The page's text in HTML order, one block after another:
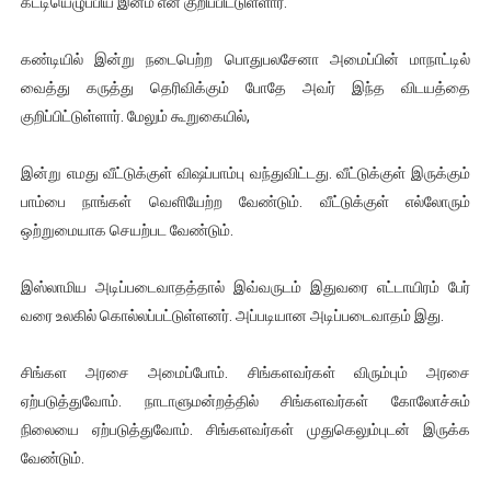
ஜனாதிபதி ஐக்கிய நாடுகளின் பொதுச் சபை கூட்டத்தில் இன்று
32 CM விநோத கன்றுக்குட்டி! (வீடியோ)
வலிமை தான் அஜித் திரைப்பயணத்திலே அதிக காலெக்ஷன் செய்த
அல்வா கொடுக்கின்றது இலங்கை!
கண்டியில் இன்று நடைபெற்ற பொதுபலசேனா அமைப்பின் மாநாட்டில்
வைத்து கருத்து தெரிவிக்கும் போதே அவர் இந்த விடயத்தை
குறிப்பிட்டுள்ளார். மேலும் கூறுகையில்,
இன்று எமது வீட்டுக்குள் விஷப்பாம்பு வந்துவிட்டது. வீட்டுக்குள் இருக்கும்
பாம்பை நாங்கள் வெளியேற்ற வேண்டும். வீட்டுக்குள் எல்லோரும்
ஒற்றுமையாக செயற்பட வேண்டும்.
இஸ்லாமிய அடிப்படைவாதத்தால் இவ்வருடம் இதுவரை எட்டாயிரம் பேர்
வரை உலகில் கொல்லப்பட்டுள்ளனர். அப்படியான அடிப்படைவாதம் இது.
சிங்கள அரசை அமைப்போம். சிங்களவர்கள் விரும்பும் அரசை
ஏற்படுத்துவோம். நாடாளுமன்றத்தில் சிங்களவர்கள் கோலோச்சும்
நிலையை ஏற்படுத்துவோம். சிங்களவர்கள் முதுகெலும்புடன் இருக்க
வேண்டும்.